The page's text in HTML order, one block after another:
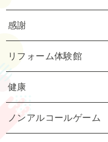
感謝
リフォーム体験館
健康
ノンアルコールゲーム